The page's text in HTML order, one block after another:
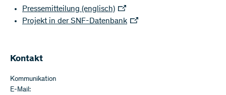
Pressemitteilung (englisch)
Projekt in der SNF-Datenbank
Kontakt
Kommunikation
E-Mail: